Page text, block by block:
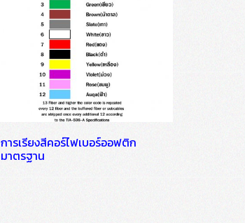
การเรียงสีคอร์ไฟเบอร์ออฟติก
มาตรฐาน